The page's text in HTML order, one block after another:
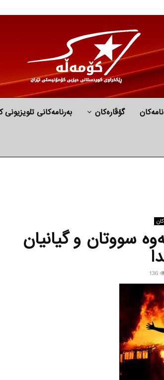
گۆڤارەکان بەرنامەکانی تلویزیونی
سووتان و گیانیان
136